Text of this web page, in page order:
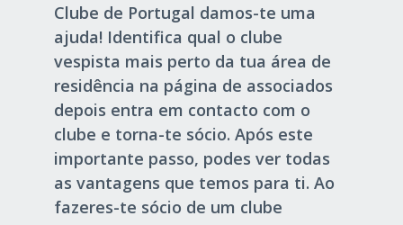
Clube de Portugal damos-te uma
ajuda! Identifica qual o clube
vespista mais perto da tua área de
residência na página de associados
depois entra em contacto com o
clube e torna-te sócio. Após este
importante passo, podes ver todas
as vantagens que temos para ti. Ao
fazeres-te sócio de um clube